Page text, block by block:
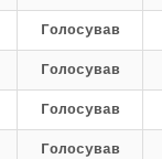
Голосував
Голосував
Голосував
Голосував